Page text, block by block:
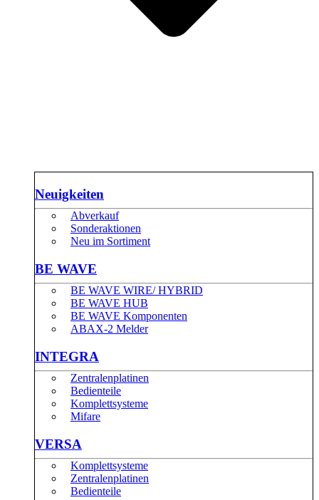
Neuigkeiten
Abverkauf
Sonderaktionen
Neu im Sortiment
BE WAVE
BE WAVE WIRE/ HYBRID
BE WAVE HUB
BE WAVE Komponenten
ABAX-2 Melder
INTEGRA
Zentralenplatinen
Bedienteile
Komplettsysteme
Mifare
VERSA
Komplettsysteme
Zentralenplatinen
Bedienteile